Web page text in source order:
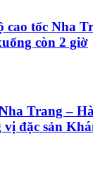
cao tốc Nha
còn 2 giờ
Trang –
đặc sản